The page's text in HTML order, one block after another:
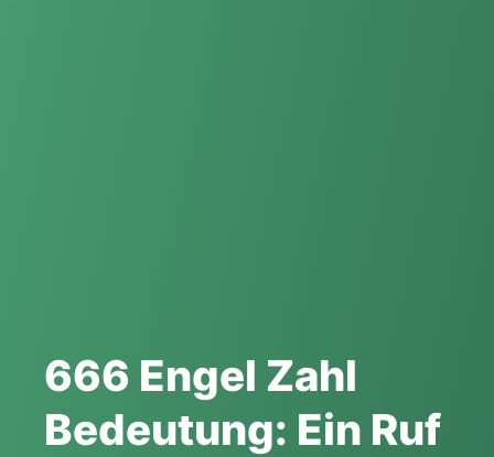
666 Engel Zahl
Bedeutung: Ein Ruf